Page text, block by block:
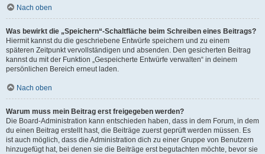
Nach oben
Was bewirkt die „Speichern“-Schaltfläche beim Schreiben eines Beitrags?
Hiermit kannst du die geschriebene Entwürfe speichern und zu einem
späteren Zeitpunkt vervollständigen und absenden. Den gesicherten Beitrag
kannst du mit der Funktion „Gespeicherte Entwürfe verwalten“ in deinem
persönlichen Bereich erneut laden.
Nach oben
Warum muss mein Beitrag erst freigegeben werden?
Die Board-Administration kann entschieden haben, dass in dem Forum, in dem
du einen Beitrag erstellt hast, die Beiträge zuerst geprüft werden müssen. Es
ist auch möglich, dass die Administration dich zu einer Gruppe von Benutzern
hinzugefügt hat, bei denen sie die Beiträge erst begutachten möchte, bevor sie